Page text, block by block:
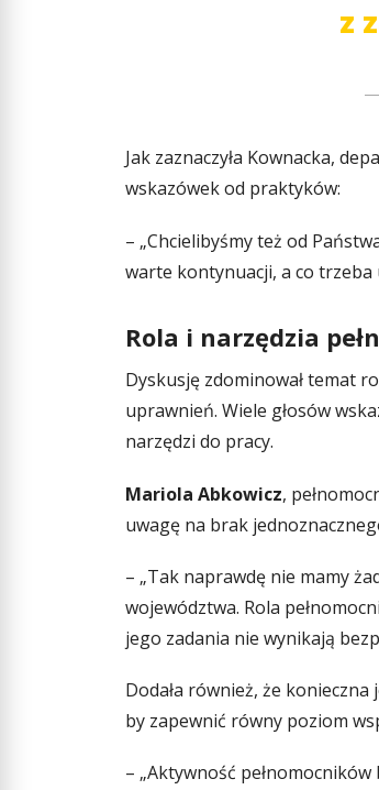
z
Jak zaznaczyła Kownacka,
wskazówek od praktyków:
– „Chcielibyśmy też od
warte kontynuacji, a co trzeba
Rola i narzędzia
Dyskusję zdominował temat
uprawnień. Wiele głosów
narzędzi do pracy.
Mariola Abkowicz,
uwagę na brak
– „Tak naprawdę nie mamy
województwa. Rola
jego zadania nie wynikają
Dodała również, że
by zapewnić równy poziom
– „Aktywność